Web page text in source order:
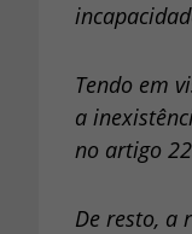
Tendo em
a
no artigo
De resto, a